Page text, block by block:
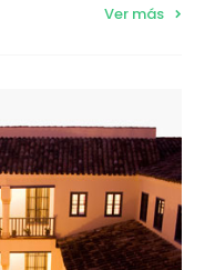
Ver más